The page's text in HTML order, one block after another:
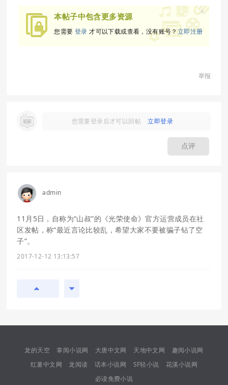
本帖子中包含更多资源
您需要登录 才可以下载或查看，没有账号？立即注册
x
举报
您需要登录后才可以回帖 立即登录
点评
admin
11月5日，自称为“山叔”的《光荣使命》官方运营成员在社
区发帖，称“最近言论比较乱，希望大家不要被骗子钻了空
子”。
2017-12-12 13:13:57
龙的天空 掌阅小说网 大唐中文网 天地中文网
趣阅小说网
红薯中文网
龙阅读 话本小说网 SF轻小说
花溪小说网
必读免费小说